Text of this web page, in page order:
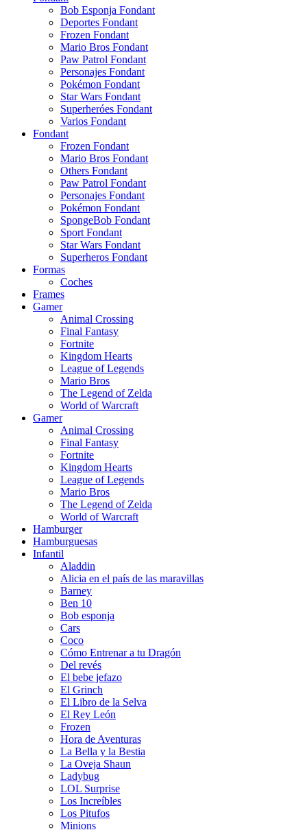
Bob Esponja Fondant
Deportes Fondant
Frozen Fondant
Mario Bros Fondant
Paw Patrol Fondant
Personajes Fondant
Pokémon Fondant
Star Wars Fondant
Superheróes Fondant
Varios Fondant
Fondant
Frozen Fondant
Mario Bros Fondant
Others Fondant
Paw Patrol Fondant
Personajes Fondant
Pokémon Fondant
SpongeBob Fondant
Sport Fondant
Star Wars Fondant
Superheros Fondant
Formas
Coches
Frames
Gamer
Animal Crossing
Final Fantasy
Fortnite
Kingdom Hearts
League of Legends
Mario Bros
The Legend of Zelda
World of Warcraft
Gamer
Animal Crossing
Final Fantasy
Fortnite
Kingdom Hearts
League of Legends
Mario Bros
The Legend of Zelda
World of Warcraft
Hamburger
Hamburguesas
Infantil
Aladdin
Alicia en el país de las maravillas
Barney
Ben 10
Bob esponja
Cars
Coco
Cómo Entrenar a tu Dragón
Del revés
El bebe jefazo
El Grinch
El Libro de la Selva
El Rey León
Frozen
Hora de Aventuras
La Bella y la Bestia
La Oveja Shaun
Ladybug
LOL Surprise
Los Increíbles
Los Pitufos
Minions